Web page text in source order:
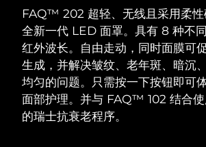
FAQ™ 202 超轻、无线且采用柔性
全新一代 LED 面罩。具有 8 种不
红外波长。自由走动，同时面膜可
生成，并解决皱纹、老年斑、暗沉
均匀的问题。只需按一下按钮即可
面部护理。并与 FAQ™ 102 结合
的瑞士抗衰老程序。
LUNA™ 4 套装
Anti-aging massage
LUNA™ 4 Plus
Massage, LED heating
BEAR™ 2 套装
Microcurrent toning
BEAR™ 2 go
Microcurrent toning on-
补水保湿
UFO™ 3 套装
口腔护理
issa™ 4
FAQ™ 抗老护理
比利时
百慕大
波斯尼亚和黑塞哥维那
文莱